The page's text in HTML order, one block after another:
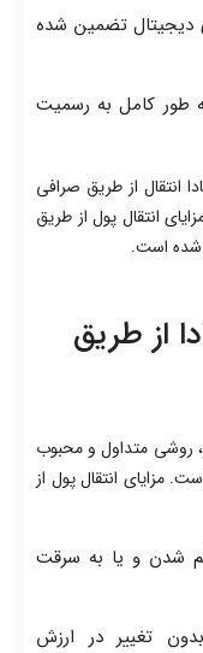
دیجیتال تضمین شده
طور کامل به رسمیت
انتقال از طریق صرافی
انتقال پول از طریق
شده است.
از طریق
روشی متداول و محبوب
مزایای انتقال پول از
شدن و یا به سرقت
تغییر در ارزش